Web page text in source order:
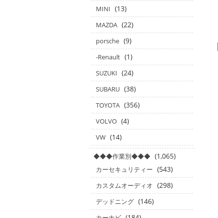
MINI (13)
MAZDA (22)
porsche (9)
-Renault (1)
SUZUKI (24)
SUBARU (38)
TOYOTA (356)
VOLVO (4)
VW (14)
◆◆◆作業別◆◆◆ (1,065)
カーセキュリティー (543)
カスタムオーディオ (298)
デッドニング (146)